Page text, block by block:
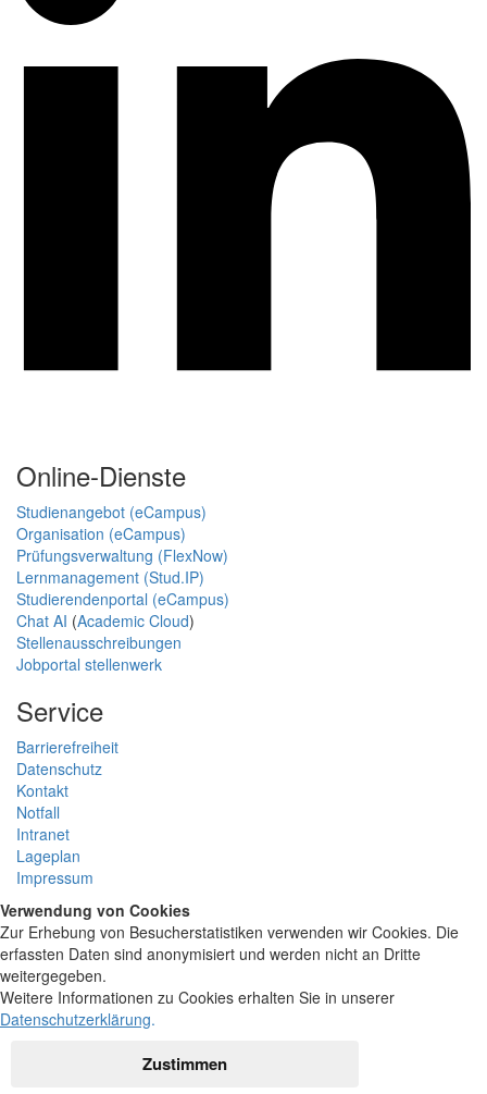
Online-Dienste
Studienangebot (eCampus)
Organisation (eCampus)
Prüfungsverwaltung (FlexNow)
Lernmanagement (Stud.IP)
Studierendenportal (eCampus)
Chat AI (Academic Cloud)
Stellenausschreibungen
Jobportal stellenwerk
Service
Barrierefreiheit
Datenschutz
Kontakt
Notfall
Intranet
Lageplan
Impressum
Verwendung von Cookies
Zur Erhebung von Besucherstatistiken verwenden wir Cookies. Die
erfassten Daten sind anonymisiert und werden nicht an Dritte
weitergegeben.
Weitere Informationen zu Cookies erhalten Sie in unserer
Datenschutzerklärung.
Zustimmen